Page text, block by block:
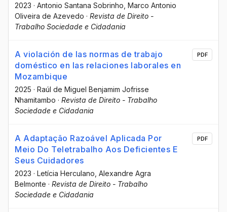
2023 · Antonio Santana Sobrinho , Marco Antonio
Oliveira de Azevedo · Revista de Direito -
Trabalho Sociedade e Cidadania
A violación de las normas de trabajo
doméstico en las relaciones laborales en
Mozambique
2025 · Raúl de Miguel Benjamim Jofrisse
Nhamitambo · Revista de Direito - Trabalho
Sociedade e Cidadania
PDF
A Adaptação Razoável Aplicada Por
Meio Do Teletrabalho Aos Deficientes E
Seus Cuidadores
2023 · Letícia Herculano , Alexandre Agra
Belmonte · Revista de Direito - Trabalho
Sociedade e Cidadania
PDF